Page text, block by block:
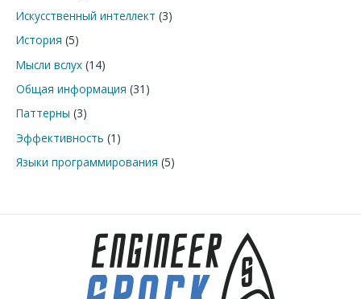
Искусственный интеллект (3)
История (5)
Мысли вслух (14)
Общая информация (31)
Паттерны (3)
Эффективность (1)
Языки программирования (5)